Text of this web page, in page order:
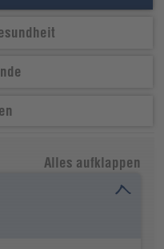
Alles aufklappen